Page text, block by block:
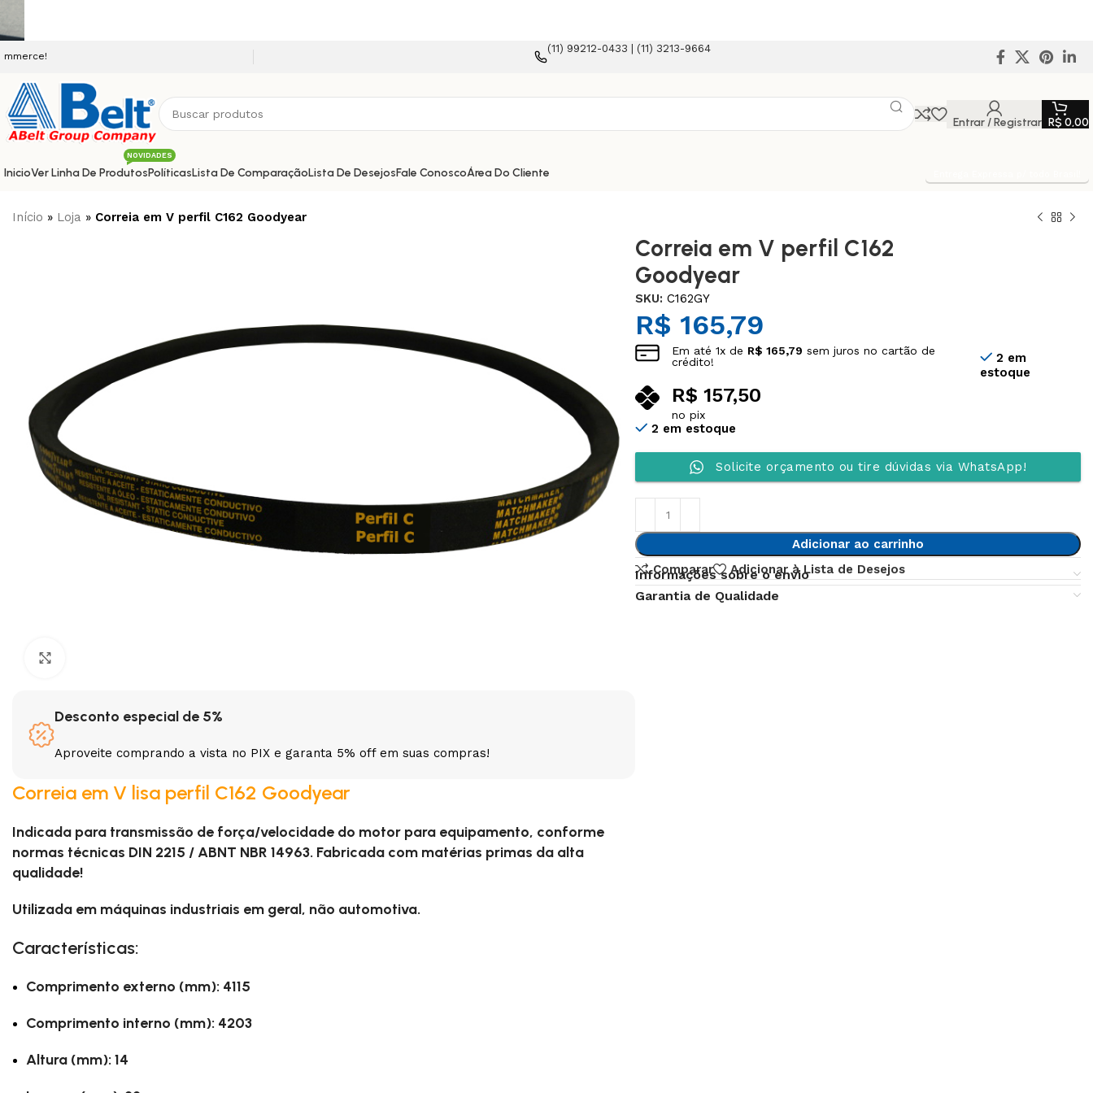
(11) 99212-0433 | (11) 3213-9664
Entrar / Registrar R$ 0,00
InicioVer Linha De Produtos
NOVIDADES
3L 3VX 5V
A AX
CX D PJ PJ
XPA
PolíticasLista De ComparaçãoLista De DesejosFale ConoscoÁrea Do Cliente
Início » Loja » Correia em V perfil C162 Goodyear
Desconto especial de 5%
Aproveite comprando a vista no PIX e garanta 5% off em suas compras!
Correia em V lisa perfil C162 Goodyear
Indicada para transmissão de força/velocidade do motor para equipamento, conforme
normas técnicas DIN 2215 / ABNT NBR 14963. Fabricada com matérias primas da alta
qualidade!
Utilizada em máquinas industriais em geral, não automotiva.
Características:
Comprimento externo (mm): 4115
Comprimento interno (mm): 4203
Altura (mm): 14
Correia em V perfil C162
Goodyear
SKU:C162GY
R$ 165,79
Em até1x de R$ 165,79 sem juros no cartão de
crédito!
R$ 157,50
no pix
2 em
estoque
2 em estoque
Solicite orçamento ou tire dúvidas via WhatsApp!
Adicionar ao carrinho
Comparar
Adicionar à Lista de Desejos
Informações sobre o envio
Garantia de Qualidade